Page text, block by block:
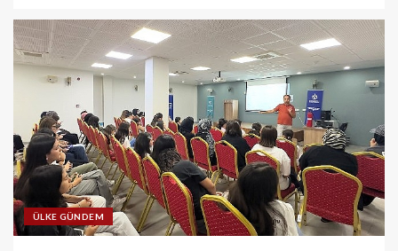
5
Sorunu Çözüme Kavuşturuldu
ÜLKE GÜNDEM